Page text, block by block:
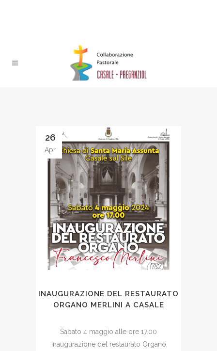
26
Apr
INAUGURAZIONE DEL RESTAURATO
ORGANO MERLINI A CASALE
Sabato 4 maggio alle ore 17.00
inaugurazione del restaurato Organo